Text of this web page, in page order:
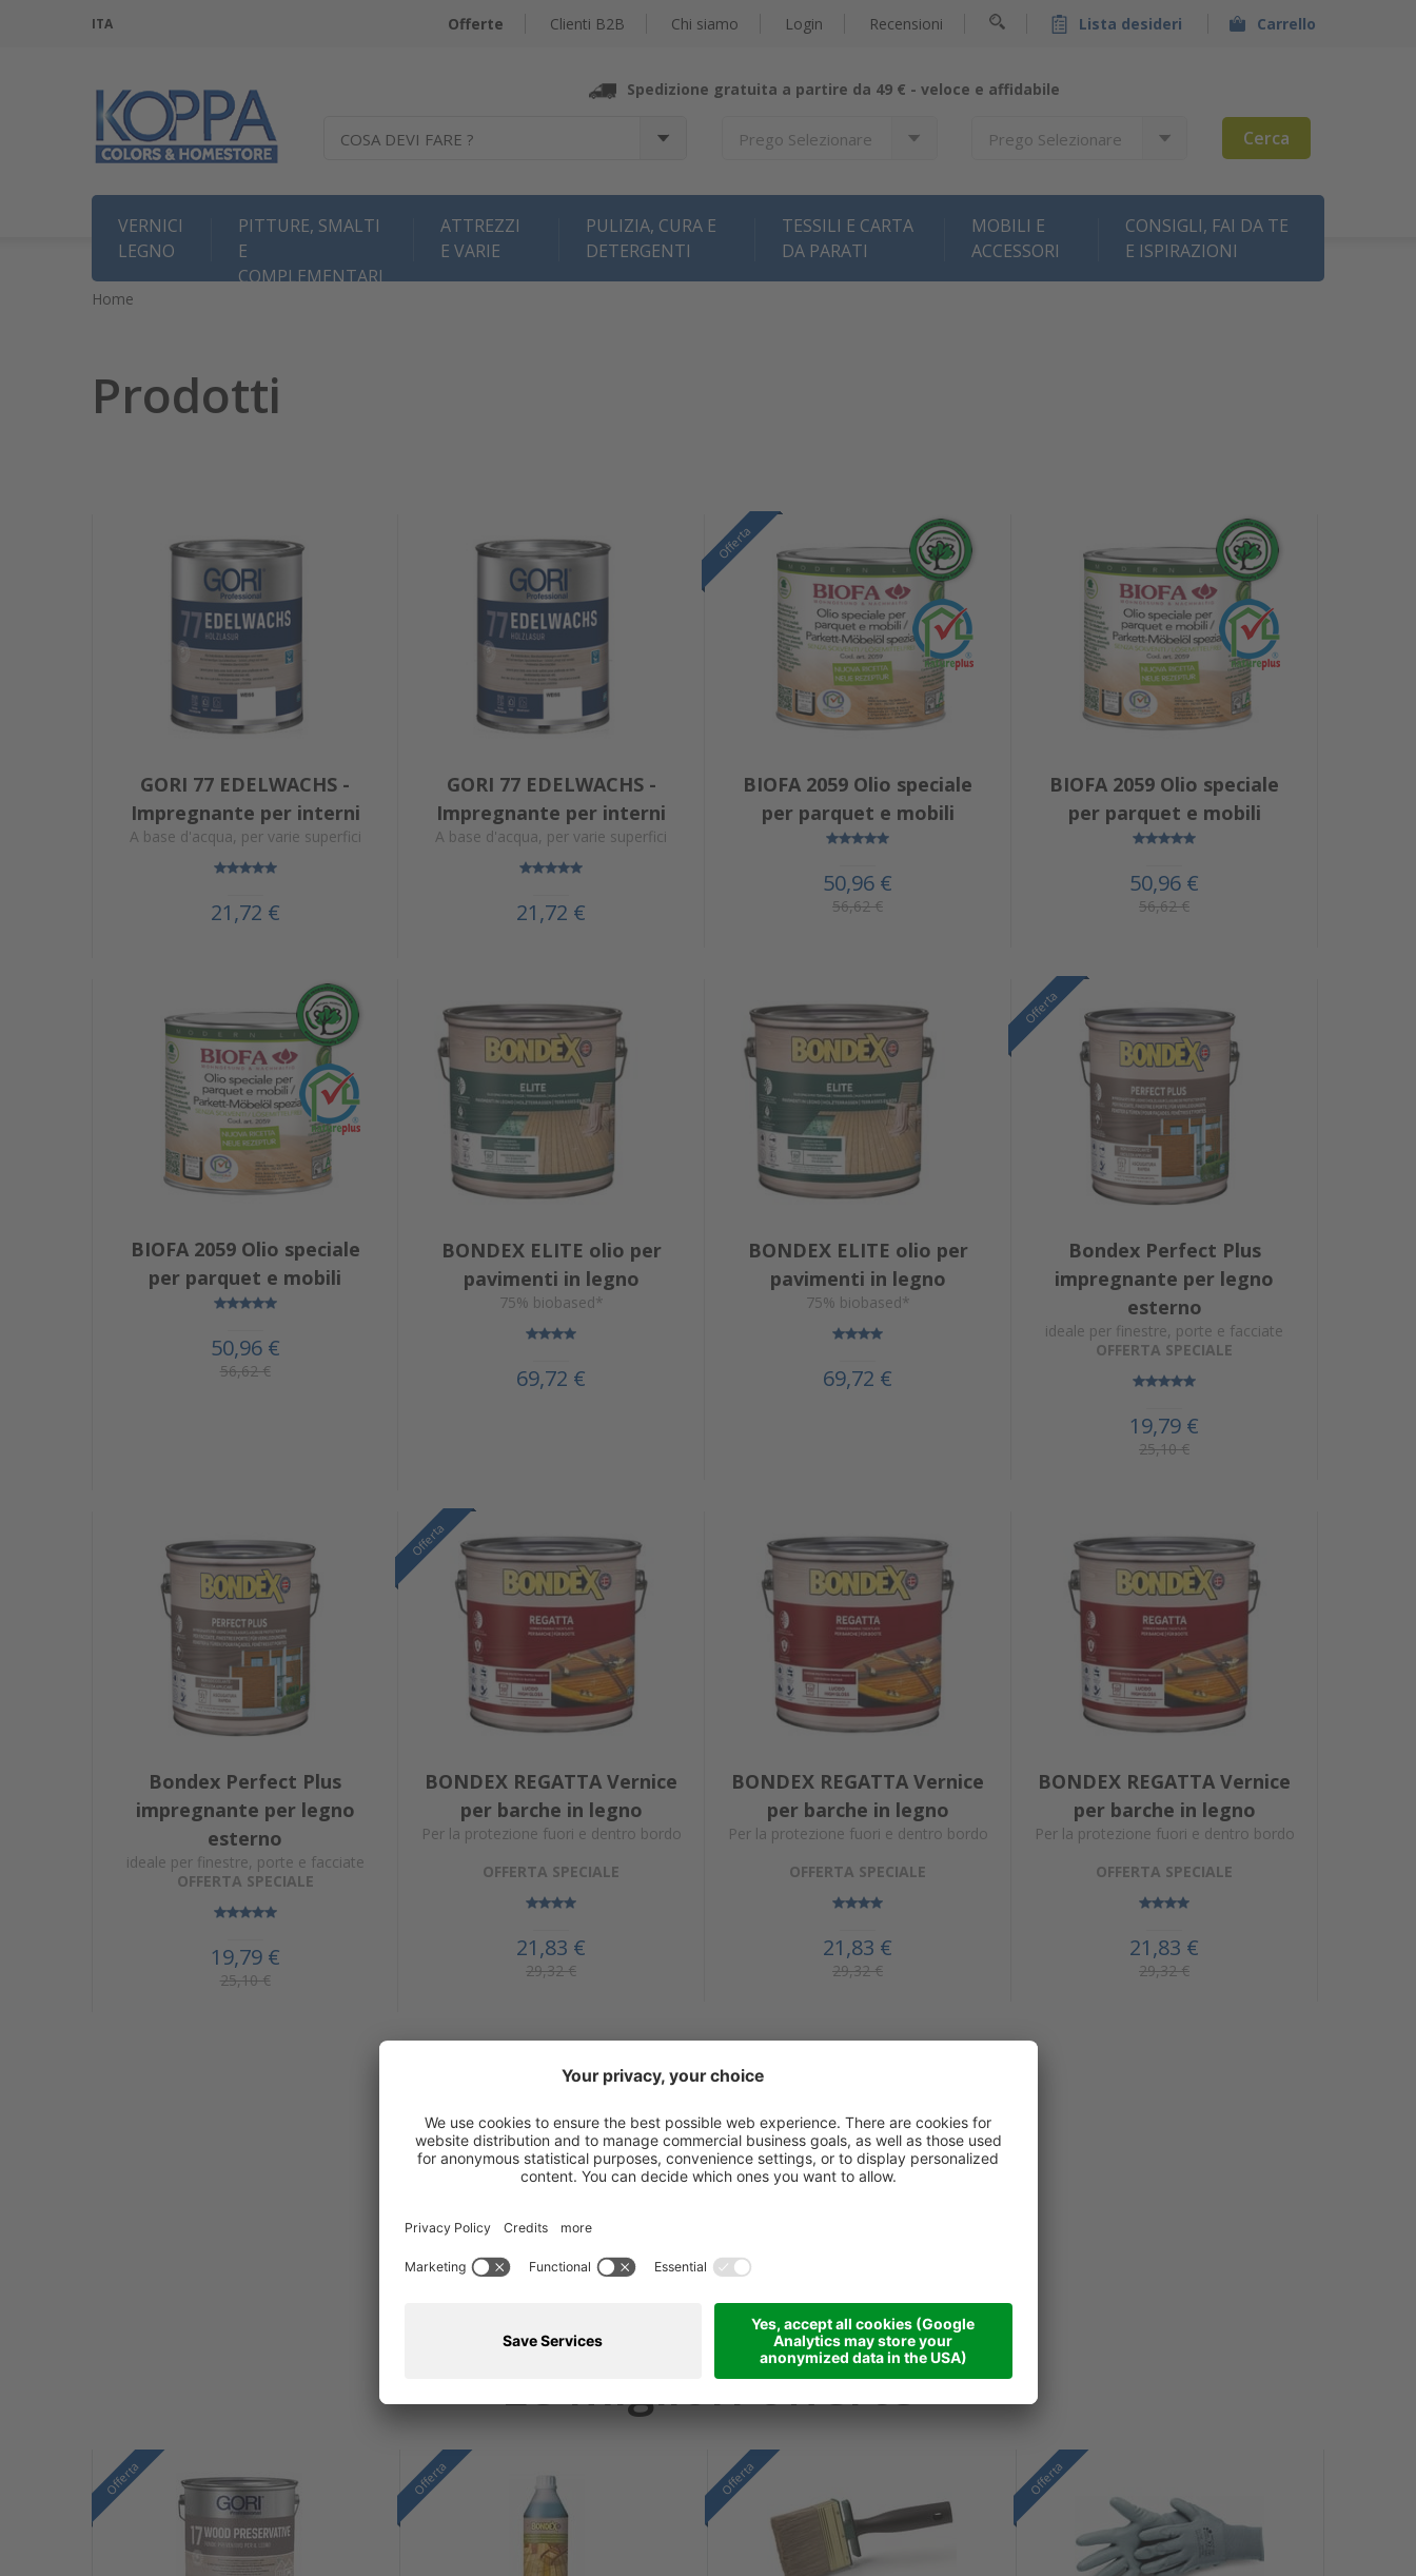
ITA Offerte Clienti B2B Chi siamo Login Recensioni Lista desideri Carrello
Spedizione gratuita a partire da 49 € - veloce e affidabile
COSA DEVI FARE ? Prego Selezionare Prego Selezionare Cerca
VERNICI
LEGNO
PITTURE, SMALTI
E
COMPLEMENTARI
ATTREZZI
E VARIE
PULIZIA, CURA E
DETERGENTI
TESSILI E CARTA
DA PARATI
MOBILI E
ACCESSORI
CONSIGLI, FAI DA TE
E ISPIRAZIONI
Home
Prodotti
GORI 77 EDELWACHS -
Impregnante per interni
A base d'acqua, per varie superfici
21,72 €
GORI 77 EDELWACHS -
Impregnante per interni
A base d'acqua, per varie superfici
21,72 €
Offerta
Offerta
Offerta
BIOFA 2059 Olio speciale
per parquet e mobili
50,96 €
56,62 €
BIOFA 2059 Olio speciale
per parquet e mobili
50,96 €
56,62 €
BIOFA 2059 Olio speciale
per parquet e mobili
50,96 €
56,62 €
BONDEX ELITE olio per
pavimenti in legno
75% biobased*
69,72 €
BONDEX ELITE olio per
pavimenti in legno
75% biobased*
69,72 €
Offerta
Offerta
Bondex Perfect Plus
impregnante per legno
esterno
ideale per finestre, porte e facciate
OFFERTA SPECIALE
19,79 €
25,10 €
Bondex Perfect Plus
impregnante per legno
esterno
ideale per finestre, porte e facciate
OFFERTA SPECIALE
19,79 €
25,10 €
Offerta
Offerta
Offerta
BONDEX REGATTA Vernice
per barche in legno
Per la protezione fuori e dentro bordo
OFFERTA SPECIALE
21,83 €
29,32 €
BONDEX REGATTA Vernice
per barche in legno
Per la protezione fuori e dentro bordo
OFFERTA SPECIALE
21,83 €
29,32 €
BONDEX REGATTA Vernice
per barche in legno
Per la protezione fuori e dentro bordo
OFFERTA SPECIALE
21,83 €
29,32 €
Ulteriori prodotti
Le migliori offerte
Offerta Offerta Offerta Offerta